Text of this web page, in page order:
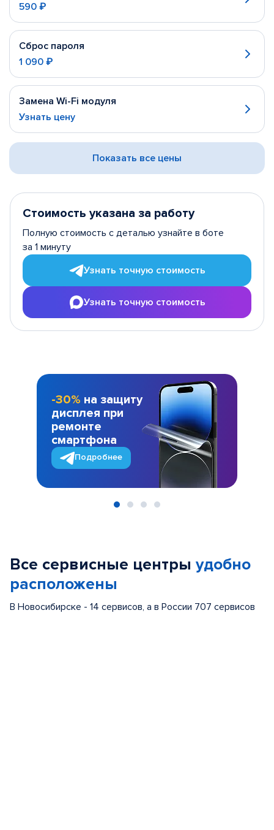
590 ₽
Сброс пароля
1 090 ₽
Замена Wi-Fi модуля
Узнать цену
Показать все цены
Стоимость указана за работу
Полную стоимость с деталью узнайте в боте
за 1 минуту
Узнать точную стоимость
Узнать точную стоимость
-30% на защиту
дисплея при
ремонте
смартфона
Подробнее
Все сервисные центры удобно
расположены
В Новосибирске - 14 сервисов, а в России 707 сервисов